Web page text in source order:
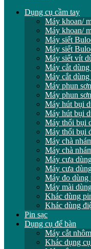
Dụng cụ cầm tay
Máy khoan/
Máy khoan/
Máy siết
Máy siết
Máy siết vít
Máy cắt dùng
Máy cắt dùng
Máy phun
Máy phun
Máy hút bụi
Máy hút bụi
Máy thổi bụi
Máy thổi bụi
Máy chà
Máy chà
Máy cưa
Máy cưa
Máy đo dùng
Máy mài
Khác dùng
Khác dùng
Pin sạc
Dụng cụ để bàn
Máy cắt nhôm
Khác dụng